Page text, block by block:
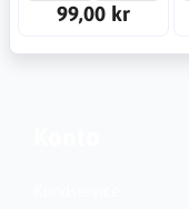
99,00 kr